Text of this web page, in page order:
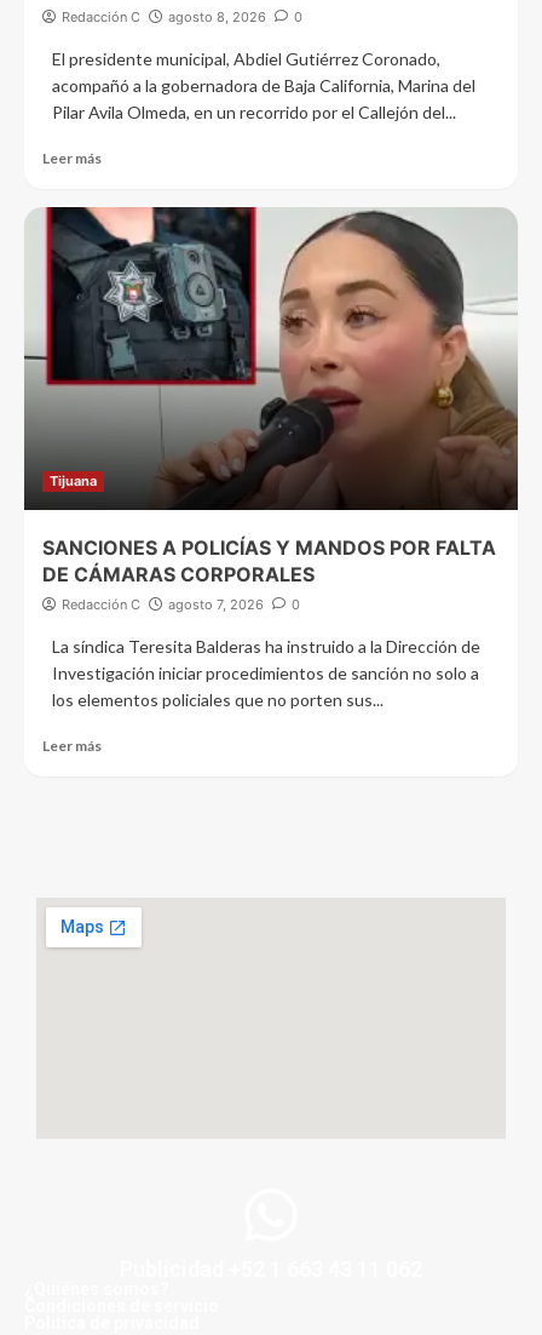
Redacción C agosto 8, 2026 0
El presidente municipal, Abdiel Gutiérrez Coronado,
acompañó a la gobernadora de Baja California, Marina del
Pilar Avila Olmeda, en un recorrido por el Callejón del...
Leer más
Tijuana
SANCIONES A POLICÍAS Y MANDOS POR FALTA
DE CÁMARAS CORPORALES
Redacción C agosto 7, 2026 0
La síndica Teresita Balderas ha instruido a la Dirección de
Investigación iniciar procedimientos de sanción no solo a
los elementos policiales que no porten sus...
Leer más